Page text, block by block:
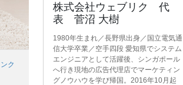
ク
株式会社ウェブリク 代
表 菅沼 大樹
1980年生まれ／長野県出身／国立電気通
信大学卒業／空手四段 愛知県でシステム
エンジニアとして活躍後、シンガポール
へ行き現地の広告代理店でマーケティン
グノウハウを学び帰国。2016年10月起